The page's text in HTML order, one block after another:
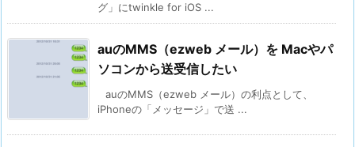
グ」にtwinkle for iOS ...
auのMMS（ezweb メール）を Macやパ
ソコンから送受信したい
auのMMS（ezweb メール）の利点として、
iPhoneの「メッセージ」で送 ...